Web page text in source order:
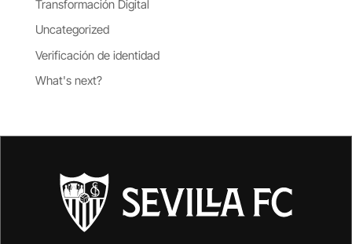
Transformación Digital
Uncategorized
Verificación de identidad
What's next?